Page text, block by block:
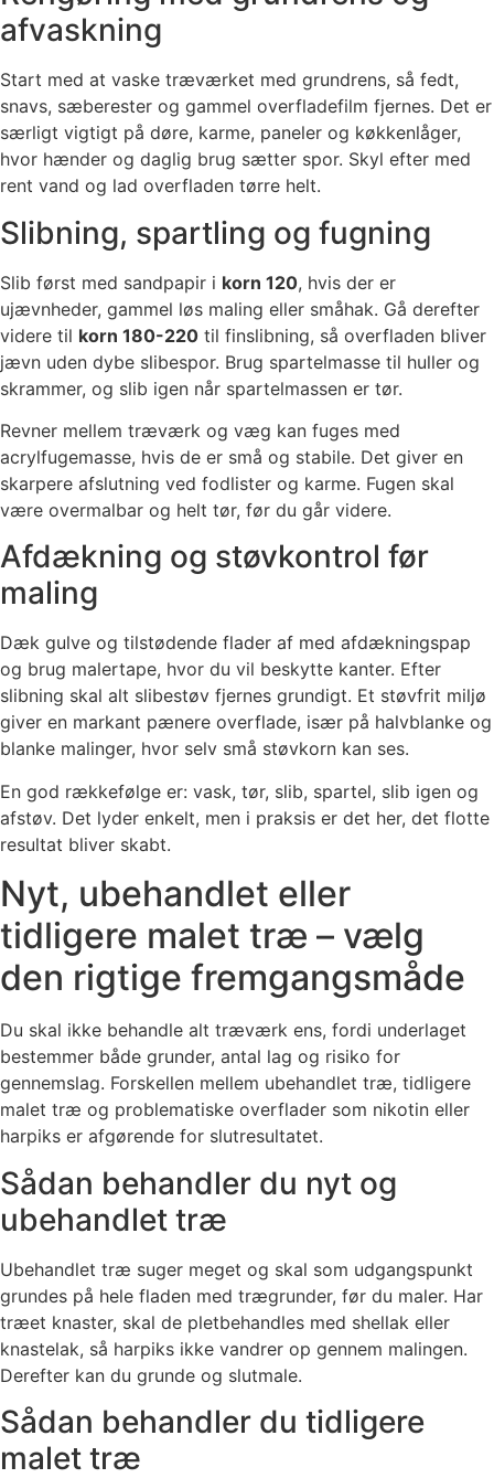
afvaskning
Start med at vaske træværket med grundrens, så fedt,
snavs, sæberester og gammel overfladefilm fjernes. Det er
særligt vigtigt på døre, karme, paneler og køkkenlåger,
hvor hænder og daglig brug sætter spor. Skyl efter med
rent vand og lad overfladen tørre helt.
Slibning, spartling og fugning
Slib først med sandpapir i korn 120, hvis der er
ujævnheder, gammel løs maling eller småhak. Gå derefter
videre til korn 180-220 til finslibning, så overfladen bliver
jævn uden dybe slibespor. Brug spartelmasse til huller og
skrammer, og slib igen når spartelmassen er tør.
Revner mellem træværk og væg kan fuges med
acrylfugemasse, hvis de er små og stabile. Det giver en
skarpere afslutning ved fodlister og karme. Fugen skal
være overmalbar og helt tør, før du går videre.
Afdækning og støvkontrol før
maling
Dæk gulve og tilstødende flader af med afdækningspap
og brug malertape, hvor du vil beskytte kanter. Efter
slibning skal alt slibestøv fjernes grundigt. Et støvfrit miljø
giver en markant pænere overflade, især på halvblanke og
blanke malinger, hvor selv små støvkorn kan ses.
En god rækkefølge er: vask, tør, slib, spartel, slib igen og
afstøv. Det lyder enkelt, men i praksis er det her, det flotte
resultat bliver skabt.
Nyt, ubehandlet eller
tidligere malet træ – vælg
den rigtige fremgangsmåde
Du skal ikke behandle alt træværk ens, fordi underlaget
bestemmer både grunder, antal lag og risiko for
gennemslag. Forskellen mellem ubehandlet træ, tidligere
malet træ og problematiske overflader som nikotin eller
harpiks er afgørende for slutresultatet.
Sådan behandler du nyt og
ubehandlet træ
Ubehandlet træ suger meget og skal som udgangspunkt
grundes på hele fladen med trægrunder, før du maler. Har
træet knaster, skal de pletbehandles med shellak eller
knastelak, så harpiks ikke vandrer op gennem malingen.
Derefter kan du grunde og slutmale.
Sådan behandler du tidligere
malet træ